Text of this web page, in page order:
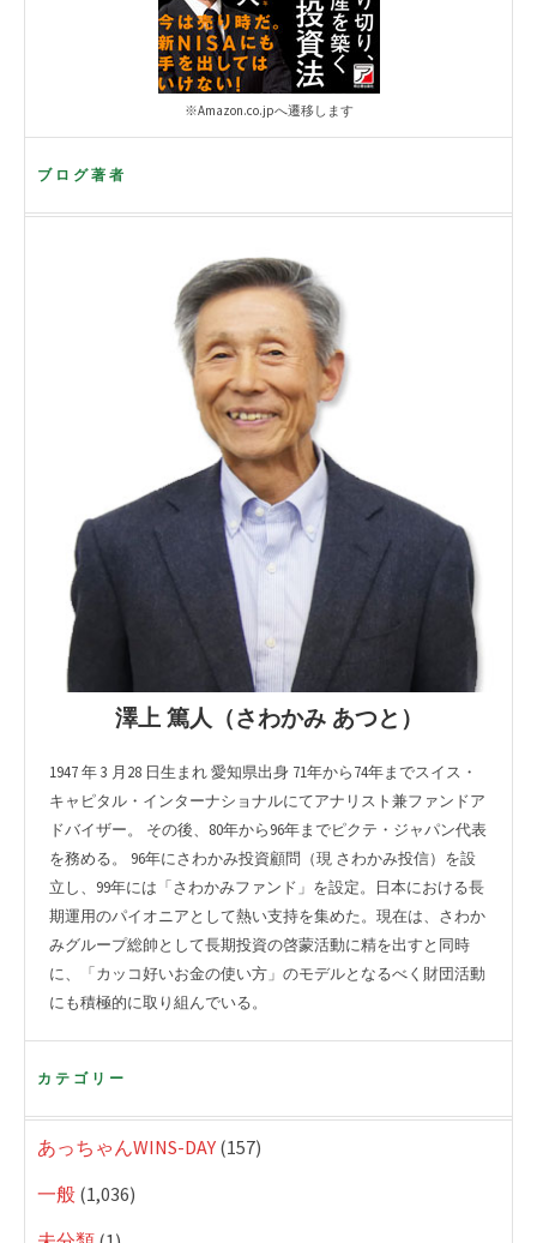
※Amazon.co.jpへ遷移します
ブログ著者
澤上 篤人（さわかみ あつと）
1947 年 3 月28 日生まれ 愛知県出身 71年から74年までスイス・
キャピタル・インターナショナルにてアナリスト兼ファンドア
ドバイザー。 その後、80年から96年までピクテ・ジャパン代表
を務める。 96年にさわかみ投資顧問（現 さわかみ投信）を設
立し、99年には「さわかみファンド」を設定。日本における長
期運用のパイオニアとして熱い支持を集めた。現在は、さわか
みグループ総帥として長期投資の啓蒙活動に精を出すと同時
に、「カッコ好いお金の使い方」のモデルとなるべく財団活動
にも積極的に取り組んでいる。
カテゴリー
あっちゃんWINS-DAY (157)
一般 (1,036)